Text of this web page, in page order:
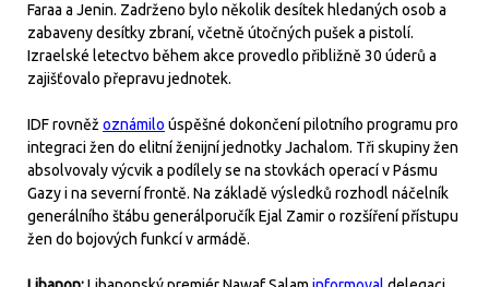
Faraa a Jenin. Zadrženo bylo několik desítek hledaných osob a
zabaveny desítky zbraní, včetně útočných pušek a pistolí.
Izraelské letectvo během akce provedlo přibližně 30 úderů a
zajišťovalo přepravu jednotek.
IDF rovněž oznámilo úspěšné dokončení pilotního programu pro
integraci žen do elitní ženijní jednotky Jachalom. Tři skupiny žen
absolvovaly výcvik a podílely se na stovkách operací v Pásmu
Gazy i na severní frontě. Na základě výsledků rozhodl náčelník
generálního štábu generálporučík Ejal Zamir o rozšíření přístupu
žen do bojových funkcí v armádě.